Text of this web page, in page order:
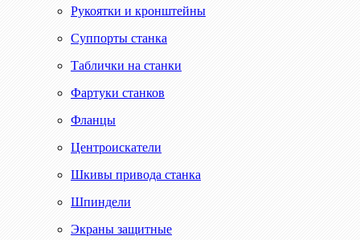
Рукоятки и кронштейны
Суппорты станка
Таблички на станки
Фартуки станков
Фланцы
Центроискатели
Шкивы привода станка
Шпиндели
Экраны защитные